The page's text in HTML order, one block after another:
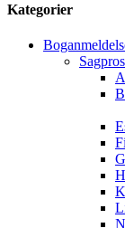
Kategorier